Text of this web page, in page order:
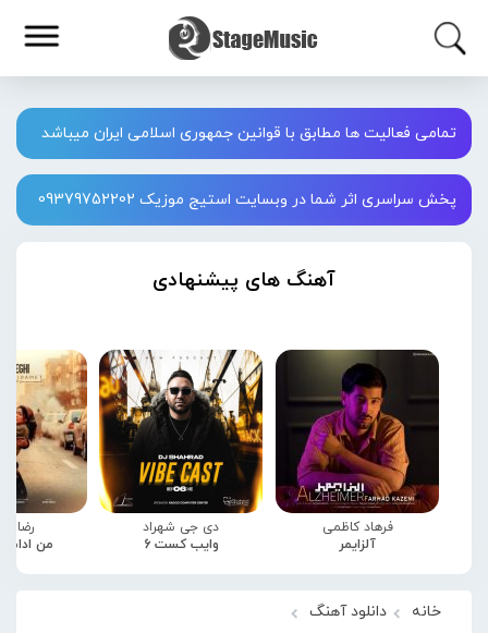
تمامی فعالیت ها مطابق با قوانین جمهوری اسلامی ایران میباشد
پخش سراسری اثر شما در وبسایت استیج موزیک 09379752202
آهنگ های پیشنهادی
فرهاد کاظمی
آلزایمر
دی جی شهراد
وایب کست 6
رضا
من
خانه دانلود آهنگ